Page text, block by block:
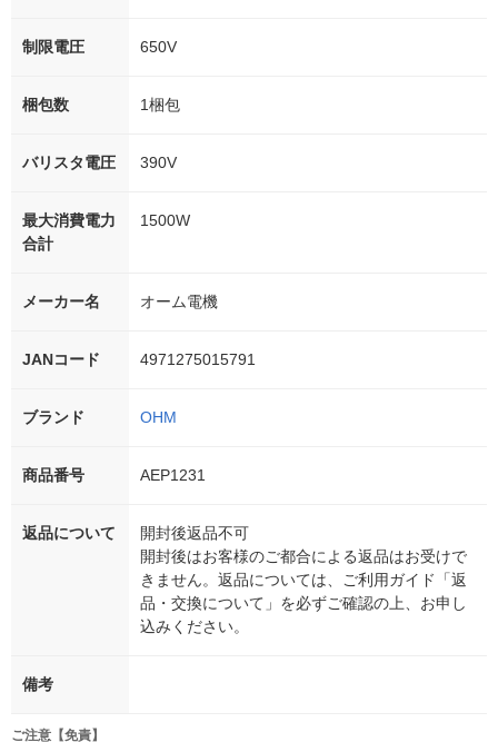
制限電圧 650V
梱包数 1梱包
バリスタ電圧 390V
最大消費電力
合計
1500W
メーカー名 オーム電機
JANコード 4971275015791
ブランド OHM
商品番号 AEP1231
返品について
開封後返品不可
開封後はお客様のご都合による返品はお受けで
きません。返品については、ご利用ガイド「返
品・交換について」を必ずご確認の上、お申し
込みください。
備考
ご注意【免責】